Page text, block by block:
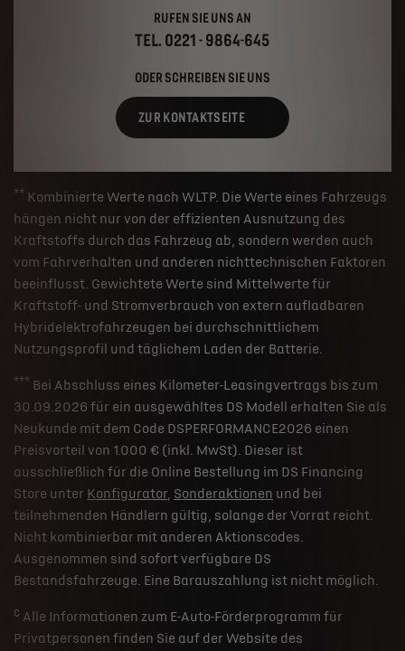
RUFEN SIE UNS AN
TEL. 0221 - 9864-645
ODER SCHREIBEN SIE UNS
ZUR KONTAKTSEITE
** Kombinierte Werte nach WLTP. Die Werte eines Fahrzeugs
hängen nicht nur von der effizienten Ausnutzung des
Kraftstoffs durch das Fahrzeug ab, sondern werden auch
vom Fahrverhalten und anderen nichttechnischen Faktoren
beeinflusst. Gewichtete Werte sind Mittelwerte für
Kraftstoff- und Stromverbrauch von extern aufladbaren
Hybridelektrofahrzeugen bei durchschnittlichem
Nutzungsprofil und täglichem Laden der Batterie.
*** Bei Abschluss eines Kilometer-Leasingvertrags bis zum
30.09.2026 für ein ausgewähltes DS Modell erhalten Sie als
Neukunde mit dem Code DSPERFORMANCE2026 einen
Preisvorteil von 1.000 € (inkl. MwSt). Dieser ist
ausschließlich für die Online Bestellung im DS Financing
Store unter Konfigurator, Sonderaktionen und bei
teilnehmenden Händlern gültig, solange der Vorrat reicht.
Nicht kombinierbar mit anderen Aktionscodes.
Ausgenommen sind sofort verfügbare DS
Bestandsfahrzeuge. Eine Barauszahlung ist nicht möglich.
c Alle Informationen zum E-Auto-Förderprogramm für
Privatpersonen finden Sie auf der Website des